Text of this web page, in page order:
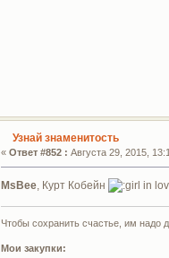
Узнай знаменитость
«Ответ #852 : Августа 29, 2015,
MsBee, Курт Кобейн
Чтобы сохранить счастье, им надо
Мои закупки: